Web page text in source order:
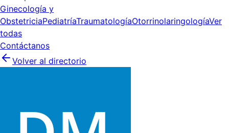
Ginecología y
ObstetriciaPediatríaTraumatologíaOtorrinolaringologíaVer
todas
Contáctanos
Volver al directorio